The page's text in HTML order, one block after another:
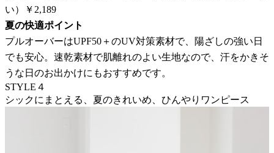
い）￥ 2,189
夏の快適ポイント
プルオーバーはUPF50＋のUV対策素材で、陽ざしの強い日
でも安心。速乾素材で肌離れのよい生地なので、汗をかきそ
うな日のお出かけにもおすすめです。
STYLE４
シックにまとえる、夏のきれいめ、ひんやりワンピース